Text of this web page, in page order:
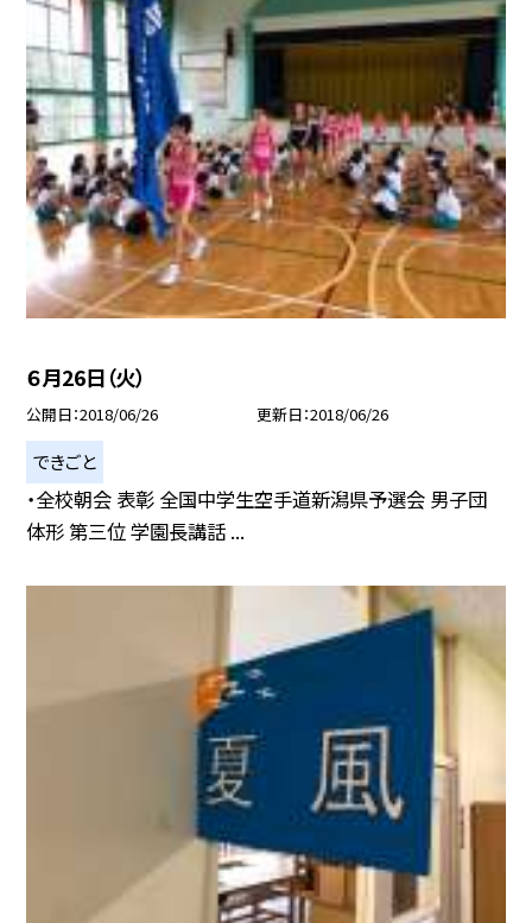
６月26日（火）
公開日 2018/06/26 更新日 2018/06/26
できごと
・全校朝会 表彰 全国中学生空手道新潟県予選会 男子団
体形 第三位 学園長講話 ...